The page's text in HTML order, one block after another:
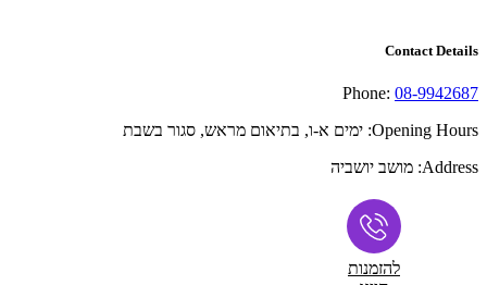
Contact Details
Phone: 08-9942687
Opening Hours: ימים א-ו, בתיאום מראש, סגור בשבת
Address: מושב יושביה
להזמנות